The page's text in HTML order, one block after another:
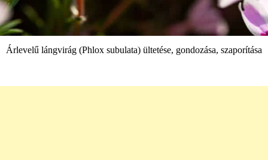
Árlevelű lángvirág (Phlox subulata) ültetése, gondozása, szaporítása